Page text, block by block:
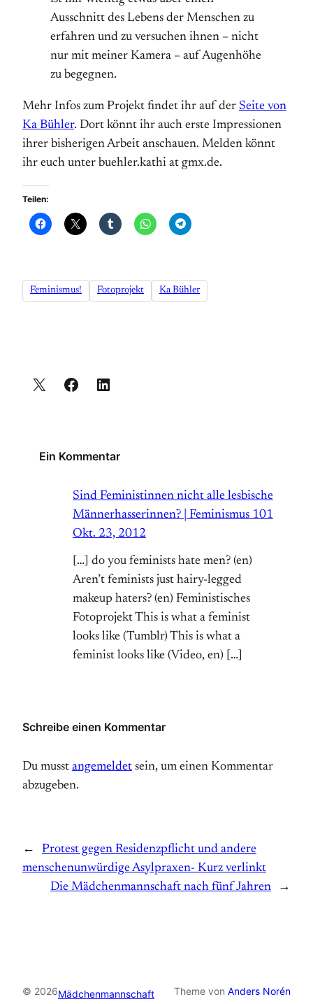
Ausschnitt des Lebens der Menschen zu
erfahren und zu versuchen ihnen – nicht
nur mit meiner Kamera – auf Augenhöhe
zu begegnen.
Mehr Infos zum Projekt findet ihr auf der Seite von
Ka Bühler. Dort könnt ihr auch erste Impressionen
ihrer bisherigen Arbeit anschauen. Melden könnt
ihr euch unter buehler.kathi at gmx.de.
Teilen:
Feminismus! Fotoprojekt Ka Bühler
Ein Kommentar
Sind Feministinnen nicht alle lesbische
Männerhasserinnen? | Feminismus 101
Okt. 23, 2012
[…] do you feminists hate men? (en)
Aren’t feminists just hairy-legged
makeup haters? (en) Feministisches
Fotoprojekt This is what a feminist
looks like (Tumblr) This is what a
feminist looks like (Video, en) […]
Schreibe einen Kommentar
Du musst angemeldet sein, um einen Kommentar
abzugeben.
←
Protest gegen Residenzpflicht und andere
menschenunwürdige Asylpraxen- Kurz verlinkt
Die Mädchenmannschaft nach fünf Jahren
→
© 2026Mädchenmannschaft Theme von Anders Norén